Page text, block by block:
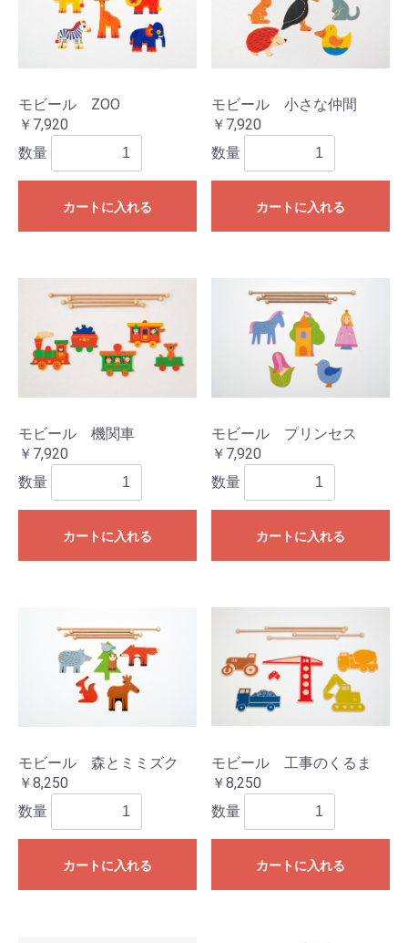
モビール ZOO
￥7,920
数量
カートに入れる
モビール 小さな仲間
￥7,920
数量
カートに入れる
モビール 機関車
￥7,920
数量
カートに入れる
モビール プリンセス
￥7,920
数量
カートに入れる
モビール 森とミミズク
￥8,250
数量
カートに入れる
モビール 工事のくるま
￥8,250
数量
カートに入れる